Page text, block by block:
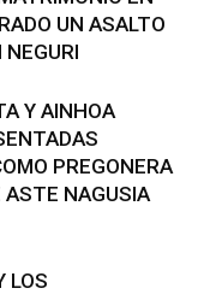
UN ASALTO
Y AINHOA
PREGONERA
ASTE NAGUSIA
LOS